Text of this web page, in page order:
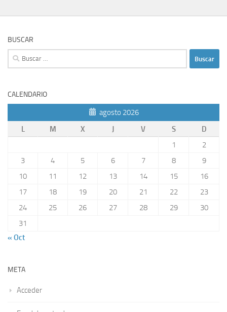
BUSCAR
Buscar:
CALENDARIO
agosto 2026
L
M X J V S
D
1
2
3
4 5 6 7 8
9
10
11 12 13 14 15
16
17
18 19 20 21 22
23
24
25 26 27 28 29
30
31
« Oct
META
Acceder